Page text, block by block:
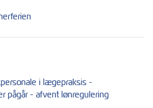
i lægepraksis -
pågår - afvent lønregulering